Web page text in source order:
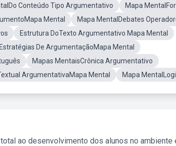
Conteúdo Tipo Argumentativo
Mapa
Mental
Mapa MentalDebates
Estrutura DoTexto Argumentativo Mapa Mental
Estratégias De ArgumentaçãoMapa Mental
Mapas MentaisCrônica Argumentativo
ArgumentativaMapa Mental Mapa
ao desenvolvimento dos alunos no ambiente